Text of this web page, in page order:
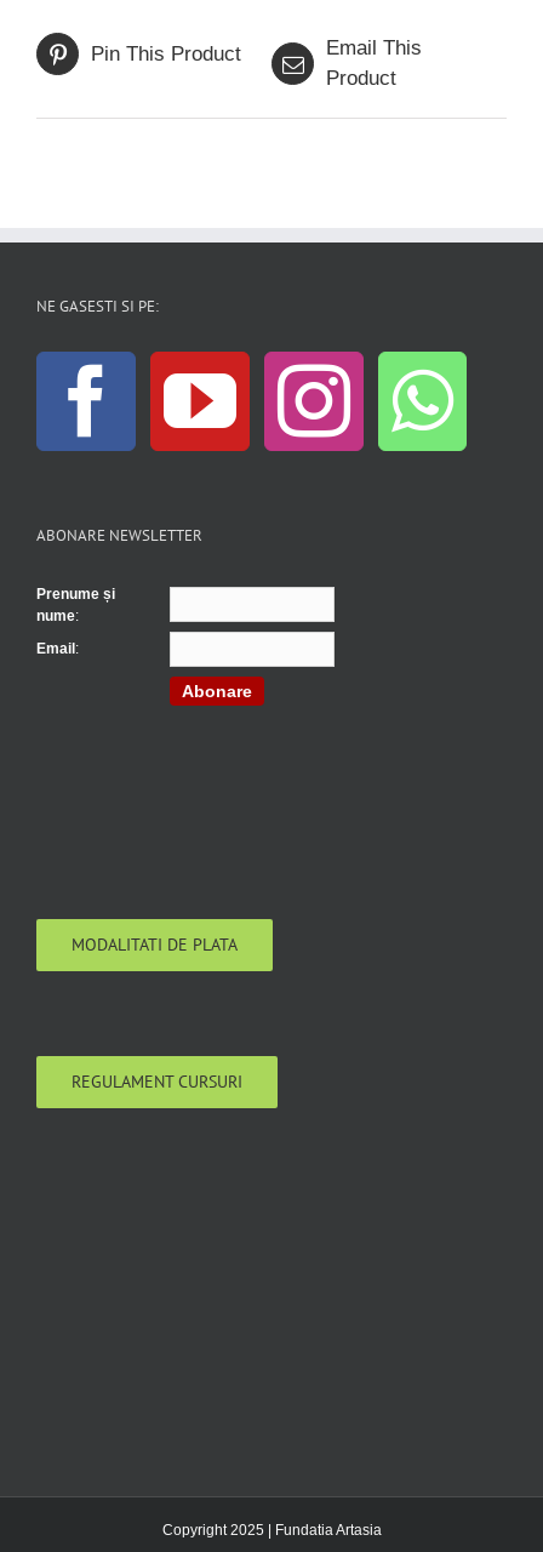
Pin This Product
Email This
Product
NE GASESTI SI PE:
ABONARE NEWSLETTER
Prenume și
nume:
Email :
Abonare
MODALITATI DE PLATA
REGULAMENT CURSURI
Copyright 2025 | Fundatia Artasia